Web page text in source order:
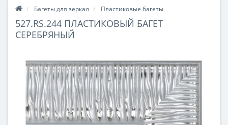
Багеты для зеркал Пластиковые багеты
527.RS.244 ПЛАСТИКОВЫЙ БАГЕТ
СЕРЕБРЯНЫЙ